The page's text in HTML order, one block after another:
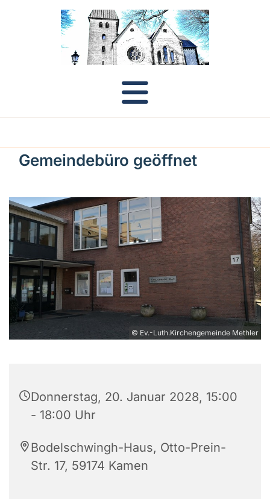
Gemeindebüro geöffnet
© Ev.-Luth.Kirchengemeinde Methler
Donnerstag, 20. Januar 2028, 15:00
- 18:00 Uhr
Bodelschwingh-Haus, Otto-Prein-
Str. 17, 59174 Kamen